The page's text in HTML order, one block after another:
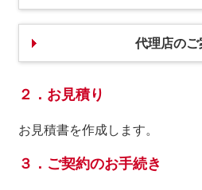
代理店のご
２．お見積り
お見積書を作成します。
３．ご契約のお手続き